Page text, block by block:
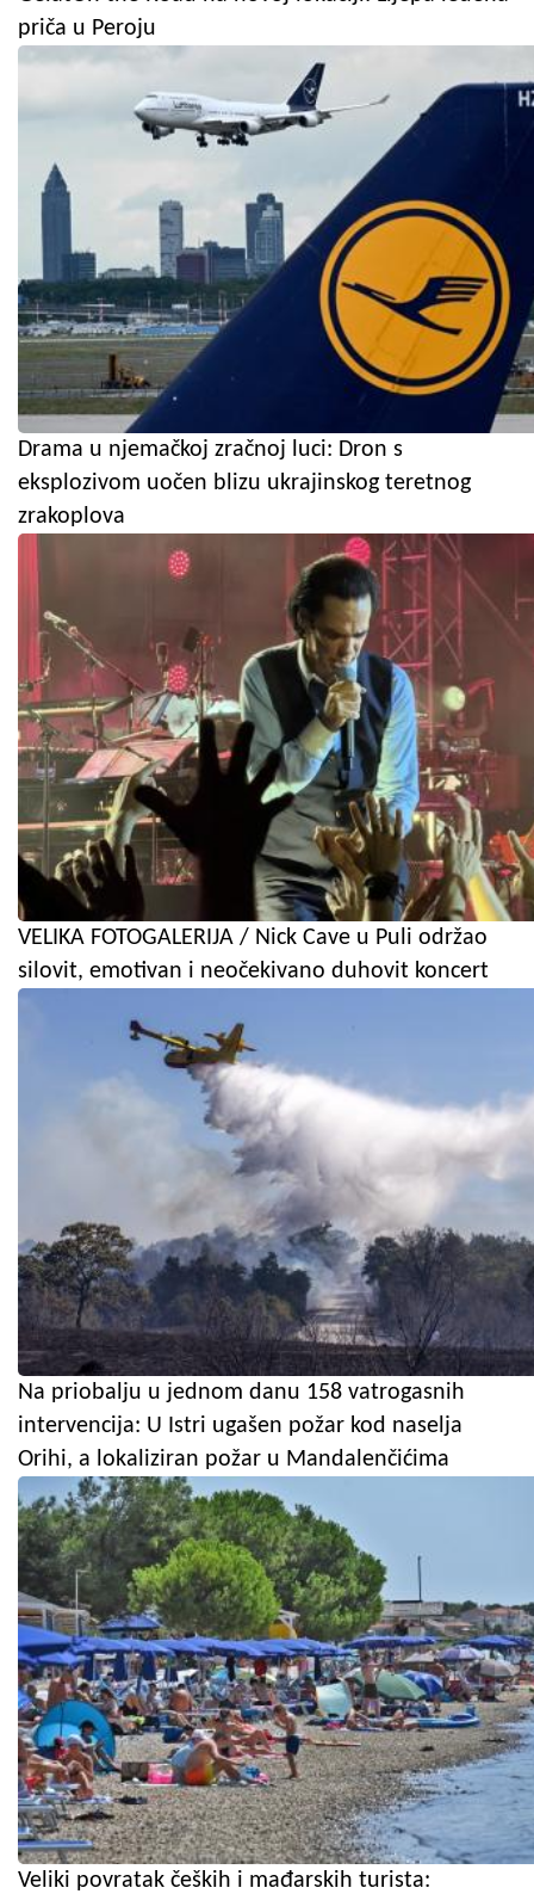
priča u Peroju
Drama u njemačkoj zračnoj luci: Dron s
eksplozivom uočen blizu ukrajinskog teretnog
zrakoplova
VELIKA FOTOGALERIJA / Nick Cave u Puli održao
silovit, emotivan i neočekivano duhovit koncert
Na priobalju u jednom danu 158 vatrogasnih
intervencija: U Istri ugašen požar kod naselja
Orihi, a lokaliziran požar u Mandalenčićima
Veliki povratak čeških i mađarskih turista: